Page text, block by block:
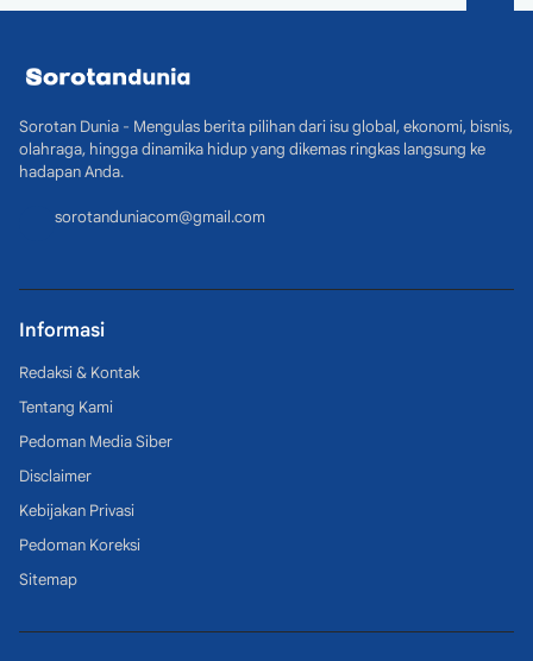
Sorotan Dunia - Mengulas berita pilihan dari isu global, ekonomi, bisnis,
olahraga, hingga dinamika hidup yang dikemas ringkas langsung ke
hadapan Anda.
sorotanduniacom@gmail.com
Informasi
Redaksi & Kontak
Tentang Kami
Pedoman Media Siber
Disclaimer
Kebijakan Privasi
Pedoman Koreksi
Sitemap